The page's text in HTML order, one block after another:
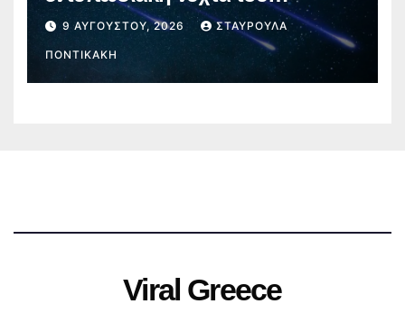
καλοκαιριού – Πότε θα δούμε τα
«πεφταστέρια»
9 ΑΥΓΟΎΣΤΟΥ, 2026 ΣΤΑΥΡΟΎΛΑ
ΠΟΝΤΙΚΆΚΗ
Viral Greece